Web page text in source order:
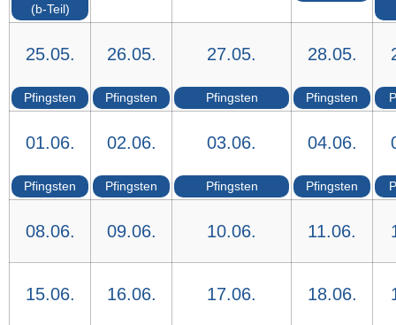
(b-Teil)
25.05.
Pfingsten
26.05.
Pfingsten
27.05.
Pfingsten
28.05.
Pfingsten
01.06.
Pfingsten
02.06.
Pfingsten
03.06.
Pfingsten
04.06.
Pfingsten
08.06. 09.06. 10.06. 11.06.
15.06. 16.06. 17.06. 18.06.